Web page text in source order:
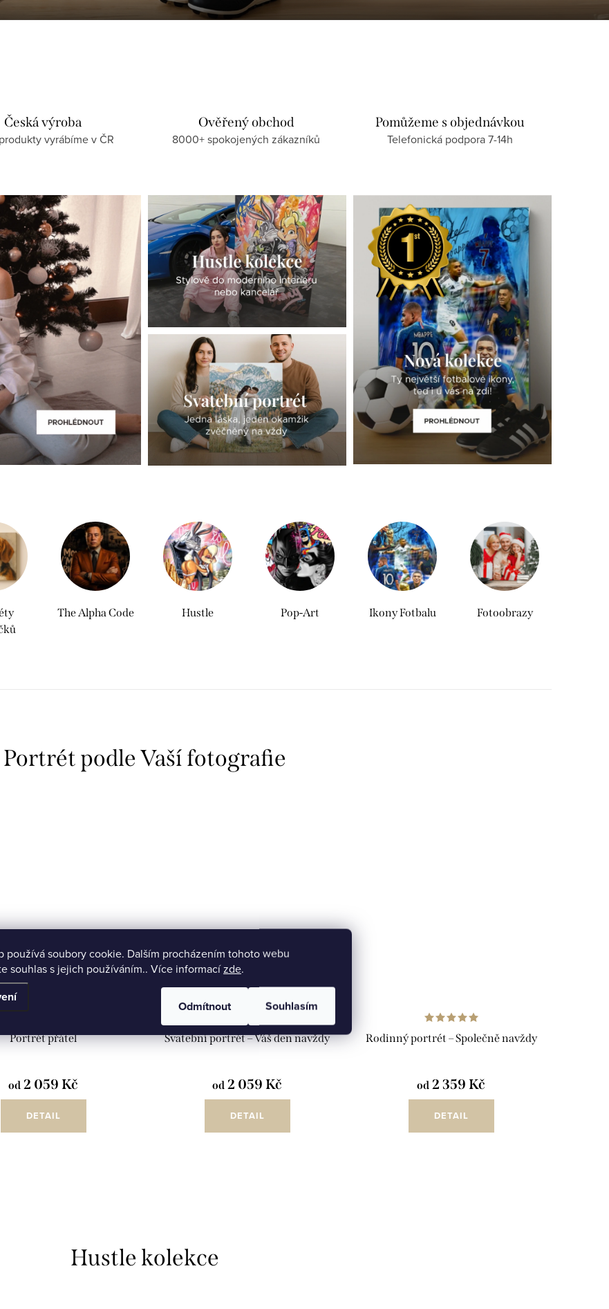
používá soubory cookie. Dalším procházením tohoto webu
souhlas s jejich používáním.. Více informacízde.
Odmítnout Souhlasím
Česká výroba
vyrábíme v ČR
Ověřený obchod
8000+ spokojených zákazníků
Pomůžeme s objednávkou
Telefonická podpora 7-14h
The Alpha Code Hustle Pop-Art Ikony Fotbalu Fotoobrazy
Portrét podle Vaší fotografie
Portrét přátel
od 2 059 Kč
DETAIL
Svatební portrét – Váš den navždy
od 2 059 Kč
DETAIL
Rodinný portrét – Společně navždy
od 2 359 Kč
DETAIL
Hustle kolekce